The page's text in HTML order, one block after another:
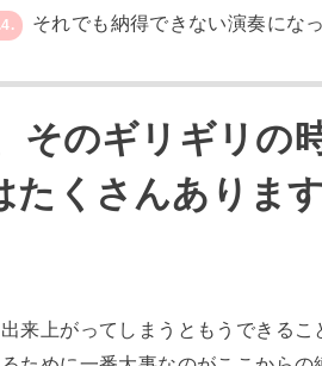
それでも納得できない演奏にな
そのギリギリの
たくさんあります
来上がってしまうともうできる